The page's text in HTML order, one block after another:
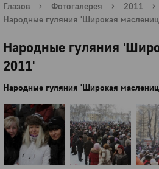
Глазов › Фотогалерея › 2011
›
Народные гуляния 'Широкая
Народные гуляния
2011'
Народные гуляния 'Широкая